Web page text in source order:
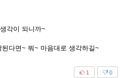
각이 되니까~
다면~ 뭐~ 마음대로 생각하길~
0
1